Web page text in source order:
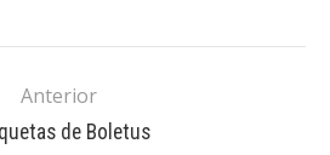
Anterior
de Boletus